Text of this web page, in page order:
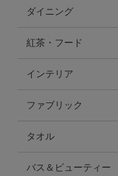
トラベルグッズ
ランチ
バッグ
キッチン・ダイニング
ダイニング
ダイニング
紅茶・フード
インテリア
ファブリック
タオル
バス＆ビューティー